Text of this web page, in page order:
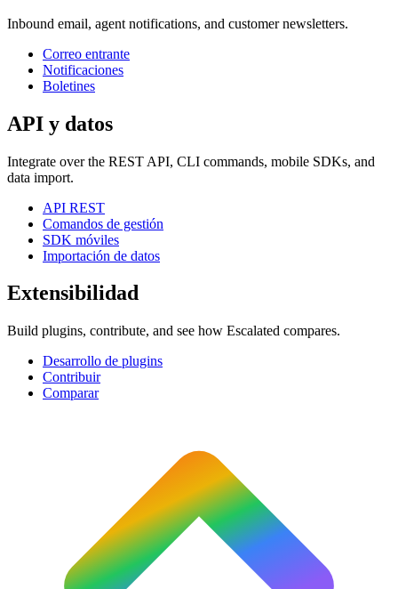
Inbound email, agent notifications, and customer newsletters.
Correo entrante
Notificaciones
Boletines
API y datos
Integrate over the REST API, CLI commands, mobile SDKs, and
data import.
API REST
Comandos de gestión
SDK móviles
Importación de datos
Extensibilidad
Build plugins, contribute, and see how Escalated compares.
Desarrollo de plugins
Contribuir
Comparar